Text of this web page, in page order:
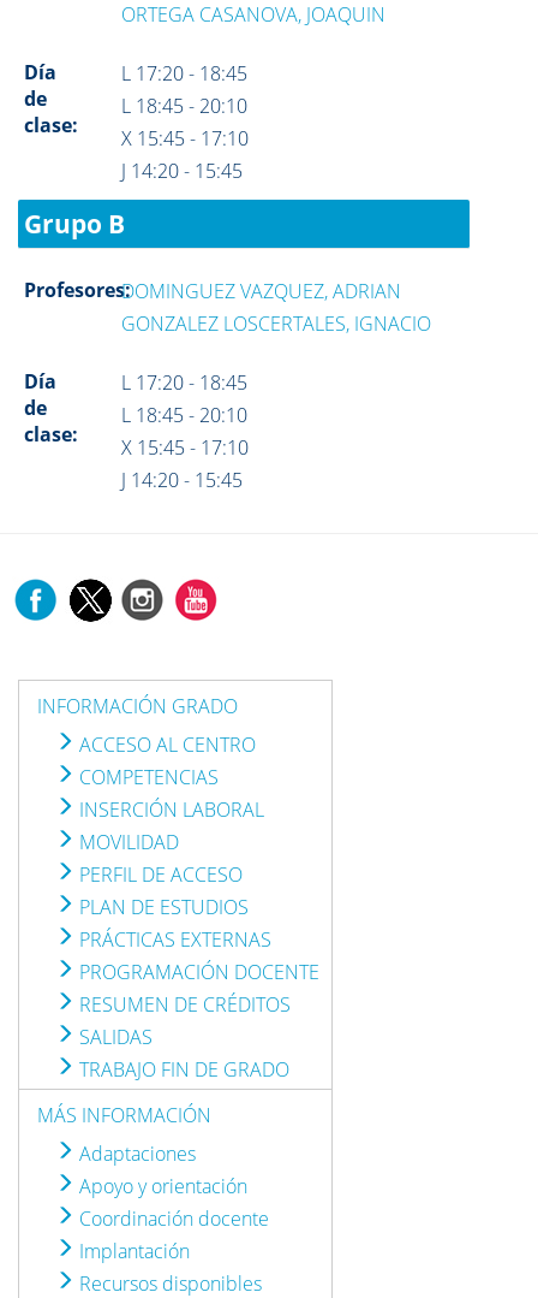
ORTEGA CASANOVA, JOAQUIN
Día
de
clase:
L 17:20 - 18:45
L 18:45 - 20:10
X 15:45 - 17:10
J 14:20 - 15:45
Grupo B
Profesores:DOMINGUEZ VAZQUEZ, ADRIAN
GONZALEZ LOSCERTALES, IGNACIO
Día
de
clase:
L 17:20 - 18:45
L 18:45 - 20:10
X 15:45 - 17:10
J 14:20 - 15:45
INFORMACIÓN GRADO
ACCESO AL CENTRO
COMPETENCIAS
INSERCIÓN LABORAL
MOVILIDAD
PERFIL DE ACCESO
PLAN DE ESTUDIOS
PRÁCTICAS EXTERNAS
PROGRAMACIÓN DOCENTE
RESUMEN DE CRÉDITOS
SALIDAS
TRABAJO FIN DE GRADO
MÁS INFORMACIÓN
Adaptaciones
Apoyo y orientación
Coordinación docente
Implantación
Recursos disponibles